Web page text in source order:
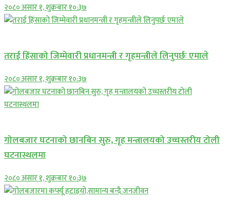
२०८० असार १, शुक्रबार १०:३७
तराई हिंसाको जिम्मेवारी प्रधानमन्त्री र गृहमन्त्रीले लिनुपर्छः एमाले
२०८० असार १, शुक्रबार १०:३७
गोलबजार घटनाको छानबिन सुरु, गृह मन्त्रालयको उच्चस्तरीय टोली
घटनास्थलमा
२०८० असार १, शुक्रबार १०:३७